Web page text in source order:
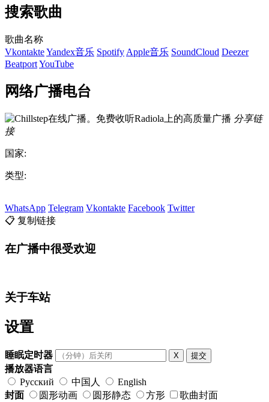
搜索歌曲
歌曲名称
VkontakteYandex音乐 Spotify Apple音乐 SoundCloud Deezer
BeatportYouTube
网络广播电台
分享链
接
国家:
类型:
WhatsApp Telegram Vkontakte Facebook Twitter
📋 复制链接
在广播中很受欢迎
关于车站
设置
睡眠定时器 X 提交
播放器语言
Русский
中国人
English
封面
圆形动画 圆形静态 方形
歌曲封面